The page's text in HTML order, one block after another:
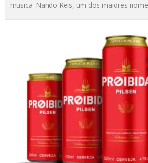
musical Nando Reis, um dos maiores nome